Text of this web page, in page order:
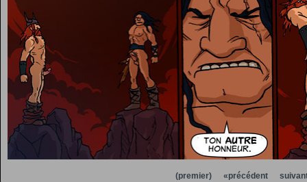
(premier) «précédent